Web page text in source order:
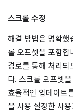
스크롤 수정
해결 방법은 명확했
롤 오프셋을 포함합
경로를 통해 처리되
다. 스크롤 오프셋
효율적인 업데이트
을 사용 설정한 사